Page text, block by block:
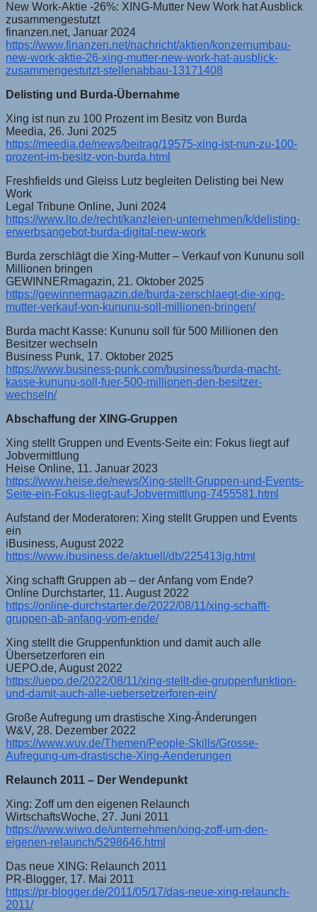
New Work-Aktie -26%: XING-Mutter New Work hat Ausblick
zusammengestutzt
finanzen.net, Januar 2024
https://www.finanzen.net/nachricht/aktien/konzernumbau-
new-work-aktie-26-xing-mutter-new-work-hat-ausblick-
zusammengestutzt-stellenabbau-13171408
Delisting und Burda-Übernahme
Xing ist nun zu 100 Prozent im Besitz von Burda
Meedia, 26. Juni 2025
https://meedia.de/news/beitrag/19575-xing-ist-nun-zu-100-
prozent-im-besitz-von-burda.html
Freshfields und Gleiss Lutz begleiten Delisting bei New
Work
Legal Tribune Online, Juni 2024
https://www.lto.de/recht/kanzleien-unternehmen/k/delisting-
erwerbsangebot-burda-digital-new-work
Burda zerschlägt die Xing-Mutter – Verkauf von Kununu soll
Millionen bringen
GEWINNERmagazin, 21. Oktober 2025
https://gewinnermagazin.de/burda-zerschlaegt-die-xing-
mutter-verkauf-von-kununu-soll-millionen-bringen/
Burda macht Kasse: Kununu soll für 500 Millionen den
Besitzer wechseln
Business Punk, 17. Oktober 2025
https://www.business-punk.com/business/burda-macht-
kasse-kununu-soll-fuer-500-millionen-den-besitzer-
wechseln/
Abschaffung der XING-Gruppen
Xing stellt Gruppen und Events-Seite ein: Fokus liegt auf
Jobvermittlung
Heise Online, 11. Januar 2023
https://www.heise.de/news/Xing-stellt-Gruppen-und-Events-
Seite-ein-Fokus-liegt-auf-Jobvermittlung-7455581.html
Aufstand der Moderatoren: Xing stellt Gruppen und Events
ein
iBusiness, August 2022
https://www.ibusiness.de/aktuell/db/225413jg.html
Xing schafft Gruppen ab – der Anfang vom Ende?
Online Durchstarter, 11. August 2022
https://online-durchstarter.de/2022/08/11/xing-schafft-
gruppen-ab-anfang-vom-ende/
Xing stellt die Gruppenfunktion und damit auch alle
Übersetzerforen ein
UEPO.de, August 2022
https://uepo.de/2022/08/11/xing-stellt-die-gruppenfunktion-
und-damit-auch-alle-uebersetzerforen-ein/
Große Aufregung um drastische Xing-Änderungen
W&V, 28. Dezember 2022
https://www.wuv.de/Themen/People-Skills/Grosse-
Aufregung-um-drastische-Xing-Aenderungen
Relaunch 2011 – Der Wendepunkt
Xing: Zoff um den eigenen Relaunch
WirtschaftsWoche, 27. Juni 2011
https://www.wiwo.de/unternehmen/xing-zoff-um-den-
eigenen-relaunch/5298646.html
Das neue XING: Relaunch 2011
PR-Blogger, 17. Mai 2011
https://pr-blogger.de/2011/05/17/das-neue-xing-relaunch-
2011/